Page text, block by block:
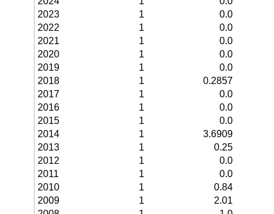
2023
1 0.0
2022
1 0.0
2021
1 0.0
2020
1 0.0
2019
1 0.0
2018
1 0.2857
2017
1 0.0
2016
1 0.0
2015
1 0.0
2014
1 3.6909
2013
1 0.25
2012
1 0.0
2011
1 0.0
2010
1 0.84
2009
1 2.01